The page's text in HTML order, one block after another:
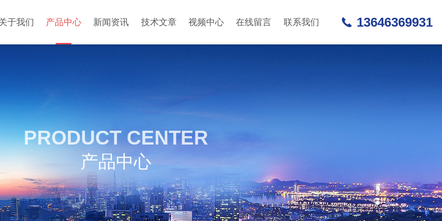
于我们 产品中心 新闻资讯 技术文章 视频中心 在线留言 联系我们 13646369931
PRODUCT CENTER
产品中心